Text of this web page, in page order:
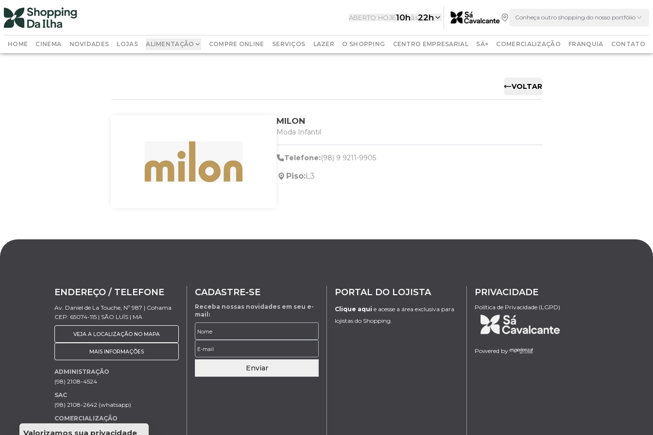
ABERTO HOJE10hàs22h Conheça outro shopping do nosso portfólio
HOME CINEMA NOVIDADES LOJAS ALIMENTAÇÃO COMPRE ONLINE SERVIÇOS LAZER O SHOPPING CENTRO EMPRESARIAL SÁ+ COMERCIALIZAÇÃO FRANQUIA CONTATO
VOLTAR
MILON
Moda Infantil
Telefone:(98) 9 9211-9905
Piso:L3
ENDEREÇO / TELEFONE
Av. Daniel de La Touche, Nº 987 | Cohama
CEP: 65074-115 | SÃO LUÍS | MA
VEJA A LOCALIZAÇÃO NO MAPA
MAIS INFORMAÇÕES
ADMINISTRAÇÃO
(98) 2108-4524
SAC
(98) 2108-2642 (whatsapp)
COMERCIALIZAÇÃO
Rodrigo Trovão (98) 9 9154-7205
CADASTRE-SE
Receba nossas novidades em seu e-
mail:
Enviar
PORTAL DO LOJISTA
Clique aqui e acesse a área exclusiva para
lojistas do Shopping.
PRIVACIDADE
Política de Privacidade (LGPD)
Powered by:
Valorizamos sua privacidade